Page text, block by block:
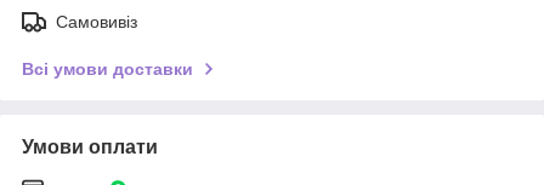
Самовивіз
Всі умови доставки
Умови оплати